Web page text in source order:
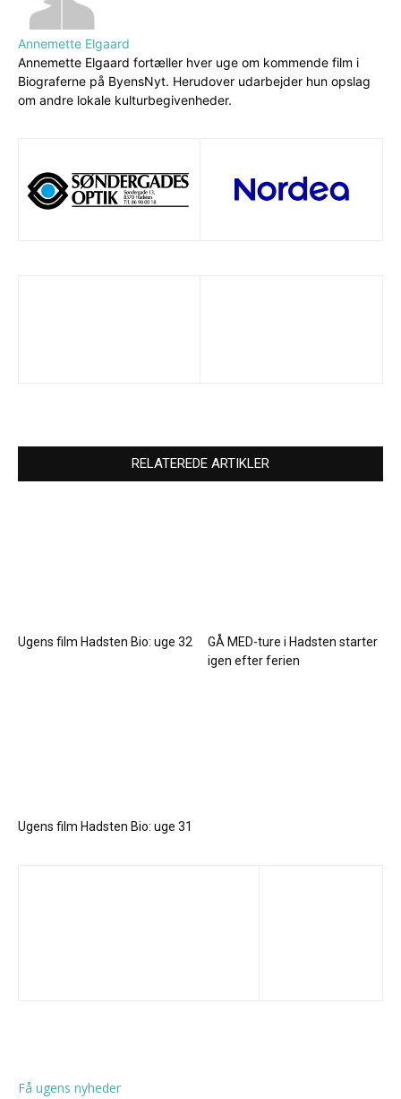
Annemette Elgaard
Annemette Elgaard fortæller hver uge om kommende film i
Biograferne på ByensNyt. Herudover udarbejder hun opslag
om andre lokale kulturbegivenheder.
RELATEREDE ARTIKLER
Ugens film Hadsten Bio: uge 32
GÅ MED-ture i Hadsten starter
igen efter ferien
Ugens film Hadsten Bio: uge 31
Få ugens nyheder